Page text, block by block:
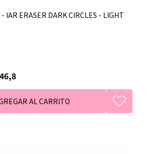
IAR ERASER DARK CIRCLES - LIGHT